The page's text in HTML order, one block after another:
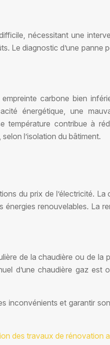
nécessitant une
Le diagnostic d’une panne
carbone bien
énergétique, une
contribue à
l’isolation du bâtiment.
du prix de l’électricité.
renouvelables. La
de la chaudière ou de la
d’une chaudière gaz est
inconvénients et garantir
des travaux de rénovation